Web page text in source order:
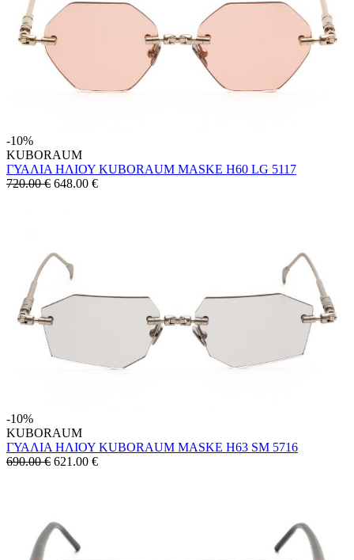
-10%
KUBORAUM
ΓΥΑΛΙΑ ΗΛΙΟΥ KUBORAUM MASKE H60 LG 5117
720.00 € 648.00 €
-10%
KUBORAUM
ΓΥΑΛΙΑ ΗΛΙΟΥ KUBORAUM MASKE H63 SM 5716
690.00 € 621.00 €